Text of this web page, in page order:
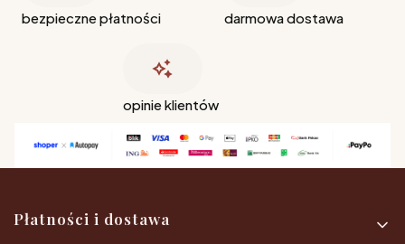
bezpieczne płatności darmowa dostawa
opinie klientów
Linki w stopce
Płatności i dostawa